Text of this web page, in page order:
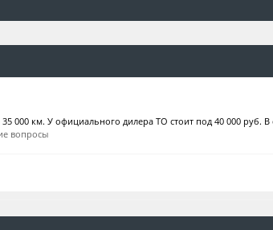
000 км. У официального дилера ТО стоит под 40 000 руб. В
вопросы